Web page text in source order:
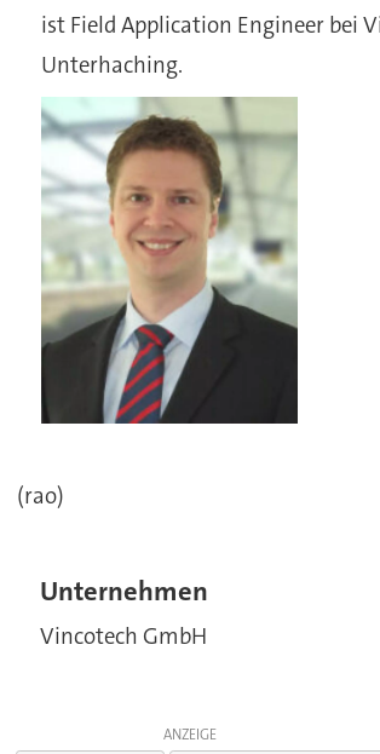
ist Field Application Engineer bei
Unterhaching.
(rao)
Unternehmen
Vincotech GmbH
ANZEIGE